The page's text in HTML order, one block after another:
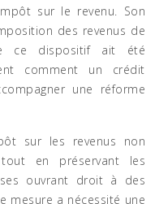
sur le revenu. Son
des revenus de
ce dispositif ait été
comment un crédit
une réforme
sur les revenus non
en préservant les
ouvrant droit à des
mesure a nécessité une